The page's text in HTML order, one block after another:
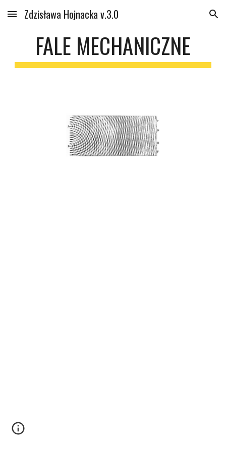
Skip to main content Skip to navigation
Zdzisława Hojnacka v.3.0
FALE MECHANICZNE